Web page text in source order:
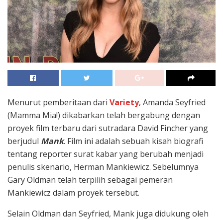
Menurut pemberitaan dari Variety, Amanda Seyfried
(Mamma Mia!) dikabarkan telah bergabung dengan
proyek film terbaru dari sutradara David Fincher yang
berjudul Mank. Film ini adalah sebuah kisah biografi
tentang reporter surat kabar yang berubah menjadi
penulis skenario, Herman Mankiewicz. Sebelumnya
Gary Oldman telah terpilih sebagai pemeran
Mankiewicz dalam proyek tersebut.
Selain Oldman dan Seyfried, Mank juga didukung oleh